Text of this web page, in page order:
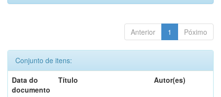
Anterior 1 Póximo
Conjunto de itens:
Data do
documento
Título Autor(es)